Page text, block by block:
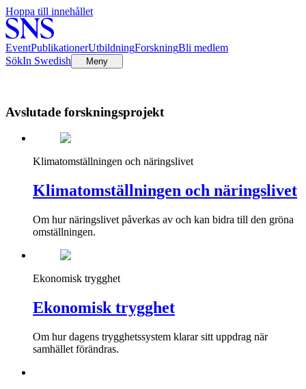
Hoppa till innehållet
EventPublikationerUtbildningForskningBli medlem
SökIn Swedish Meny
Avslutade forskningsprojekt
Klimatomställningen och näringslivet
Klimatomställningen och näringslivet
Om hur näringslivet påverkas av och kan bidra till den gröna
omställningen.
Ekonomisk trygghet
Ekonomisk trygghet
Om hur dagens trygghetssystem klarar sitt uppdrag när
samhället förändras.